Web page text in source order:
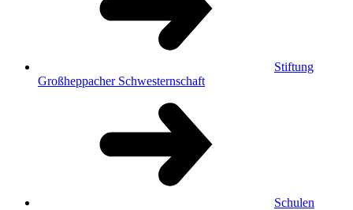
Stiftung
Großheppacher Schwesternschaft
Schulen